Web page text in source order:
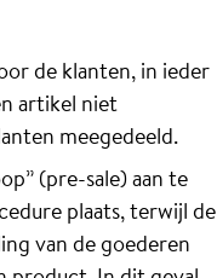
de klanten, in ieder
artikel niet
meegedeeld.
(pre-sale) aan te
plaats, terwijl de
van de goederen